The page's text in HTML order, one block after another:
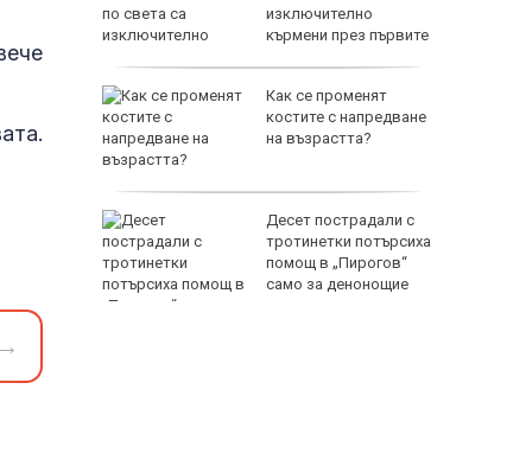
→
изключително
кърмени през първите
Как се променят
костите с напредване
на възрастта?
Десет пострадали с
тротинетки потърсиха
помощ в „Пирогов“
само за денонощие